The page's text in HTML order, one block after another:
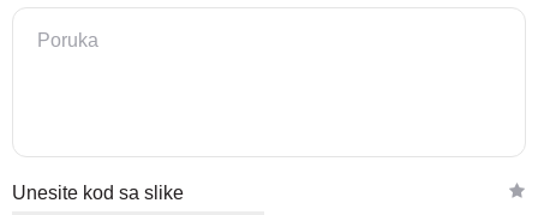
Unesite kod sa slikeavenija 102, Resnik